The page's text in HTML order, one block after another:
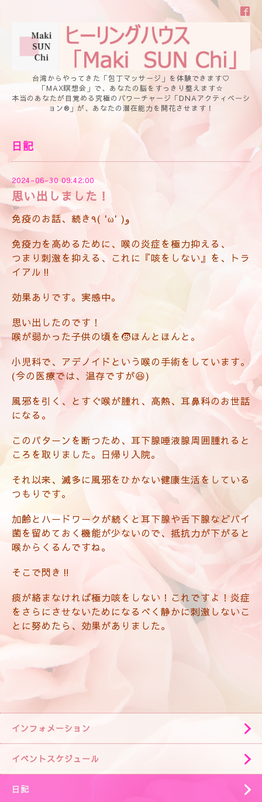
台湾からやってきた「包丁マッサージ」を体験できます♡
「MAX瞑想会」で、あなたの脳をすっきり整えます☆
本当のあなたが目覚める究極のパワーチャージ「DNAアクティベーシ
ョン®」が、あなたの潜在能力を開花させます！
日記
2024-06-30 09:42:00
思い出しました！
免疫のお話、続き٩( 'ω' )و
免疫力を高めるために、喉の炎症を極力抑える、
つまり刺激を抑える、これに『咳をしない』を、トラ
イアル‼️
効果ありです。実感中。
思い出したのです！
喉が弱かった子供の頃を🧒ほんとほんと。
小児科で、アデノイドという喉の手術をしています。
(今の医療では、温存ですが😆)
風邪を引く、とすぐ喉が腫れ、高熱、耳鼻科のお世話
になる。
このパターンを断つため、耳下腺唾液腺周囲腫れると
ころを取りました。日帰り入院。
それ以来、滅多に風邪をひかない健康生活をしている
つもりです。
加齢とハードワークが続くと耳下腺や舌下腺などバイ
菌を留めておく機能が少ないので、抵抗力が下がると
喉からくるんですね。
そこで閃き‼️
痰が絡まなければ極力咳をしない！これですよ！炎症
をさらにさせないためになるべく静かに刺激しないこ
とに努めたら、効果がありました。
インフォメーション
イベントスケジュール
日記